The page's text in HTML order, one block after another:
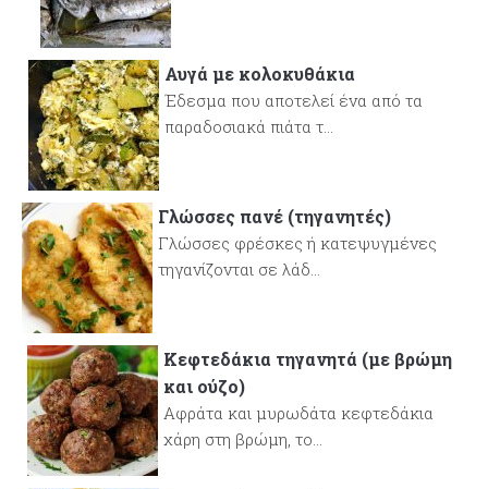
Αυγά με κολοκυθάκια
Έδεσμα που αποτελεί ένα από τα
παραδοσιακά πιάτα τ...
Γλώσσες πανέ (τηγανητές)
Γλώσσες φρέσκες ή κατεψυγμένες
τηγανίζονται σε λάδ...
Κεφτεδάκια τηγανητά (με βρώμη
και ούζο)
Αφράτα και μυρωδάτα κεφτεδάκια
χάρη στη βρώμη, το...